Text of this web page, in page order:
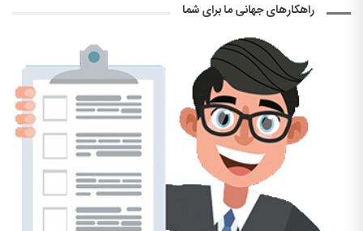
راهکارهای جهانی ما برای شما